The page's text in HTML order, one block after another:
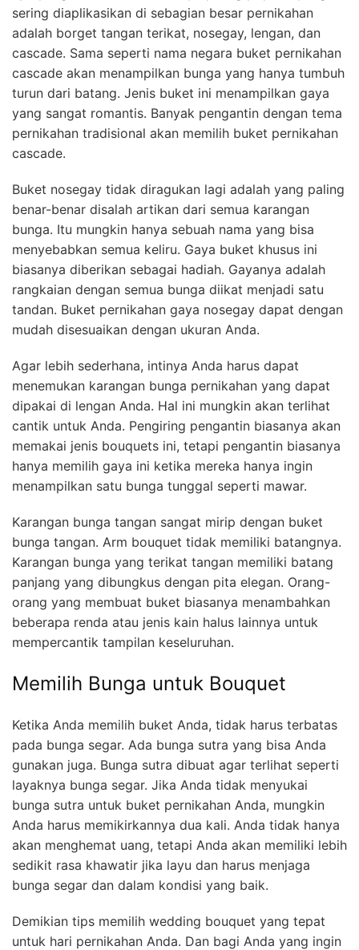
sering diaplikasikan di sebagian besar pernikahan
adalah borget tangan terikat, nosegay, lengan, dan
cascade. Sama seperti nama negara buket pernikahan
cascade akan menampilkan bunga yang hanya tumbuh
turun dari batang. Jenis buket ini menampilkan gaya
yang sangat romantis. Banyak pengantin dengan tema
pernikahan tradisional akan memilih buket pernikahan
cascade.
Buket nosegay tidak diragukan lagi adalah yang paling
benar-benar disalah artikan dari semua karangan
bunga. Itu mungkin hanya sebuah nama yang bisa
menyebabkan semua keliru. Gaya buket khusus ini
biasanya diberikan sebagai hadiah. Gayanya adalah
rangkaian dengan semua bunga diikat menjadi satu
tandan. Buket pernikahan gaya nosegay dapat dengan
mudah disesuaikan dengan ukuran Anda.
Agar lebih sederhana, intinya Anda harus dapat
menemukan karangan bunga pernikahan yang dapat
dipakai di lengan Anda. Hal ini mungkin akan terlihat
cantik untuk Anda. Pengiring pengantin biasanya akan
memakai jenis bouquets ini, tetapi pengantin biasanya
hanya memilih gaya ini ketika mereka hanya ingin
menampilkan satu bunga tunggal seperti mawar.
Karangan bunga tangan sangat mirip dengan buket
bunga tangan. Arm bouquet tidak memiliki batangnya.
Karangan bunga yang terikat tangan memiliki batang
panjang yang dibungkus dengan pita elegan. Orang-
orang yang membuat buket biasanya menambahkan
beberapa renda atau jenis kain halus lainnya untuk
mempercantik tampilan keseluruhan.
Memilih Bunga untuk Bouquet
Ketika Anda memilih buket Anda, tidak harus terbatas
pada bunga segar. Ada bunga sutra yang bisa Anda
gunakan juga. Bunga sutra dibuat agar terlihat seperti
layaknya bunga segar. Jika Anda tidak menyukai
bunga sutra untuk buket pernikahan Anda, mungkin
Anda harus memikirkannya dua kali. Anda tidak hanya
akan menghemat uang, tetapi Anda akan memiliki lebih
sedikit rasa khawatir jika layu dan harus menjaga
bunga segar dan dalam kondisi yang baik.
Demikian tips memilih wedding bouquet yang tepat
untuk hari pernikahan Anda. Dan bagi Anda yang ingin